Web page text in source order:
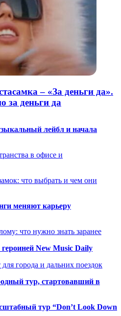
– «За деньги да».
за деньги да
лейбл и начала
в офисе и
что выбрать и чем они
меняют карьеру
что нужно знать заранее
New Music Daily
города и дальних поездок
тур, стартовавший в
тур “Don’t Look Down